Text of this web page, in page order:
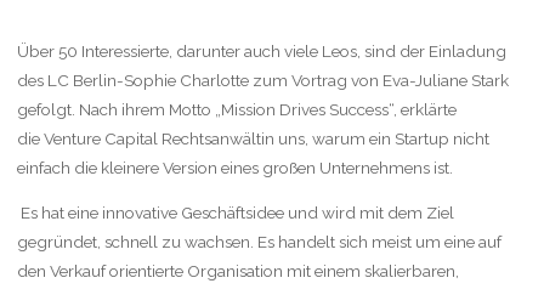
Über 50 Interessierte, darunter auch viele Leos, sind der Einladung
des LC Berlin-Sophie Charlotte zum Vortrag von Eva-Juliane Stark
gefolgt. Nach ihrem Motto „Mission Drives Success“, erklärte
die Venture Capital Rechtsanwältin uns, warum ein Startup nicht
einfach die kleinere Version eines großen Unternehmens ist.
Es hat eine innovative Geschäftsidee und wird mit dem Ziel
gegründet, schnell zu wachsen. Es handelt sich meist um eine auf
den Verkauf orientierte Organisation mit einem skalierbaren,